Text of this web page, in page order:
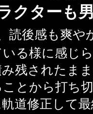
クターも
読後感も爽や
る様に感じ
残されたま
とから打ち
道修正して